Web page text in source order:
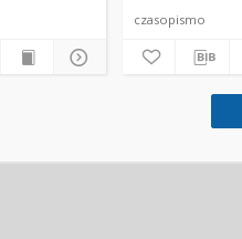
czasopismo